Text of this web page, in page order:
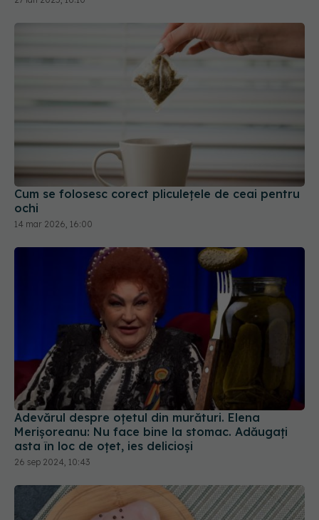
Cum se folosesc corect pliculețele de ceai pentru
ochi
14 mar 2026, 16:00
Adevărul despre oțetul din murături. Elena
Merișoreanu: Nu face bine la stomac. Adăugați
asta în loc de oțet, ies delicioși
26 sep 2024, 10:43